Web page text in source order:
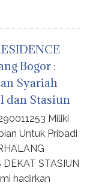
Bogor :
Syariah
dan Stasiun
Miliki
Untuk Pribadi
DEKAT STASIUN
hadirkan